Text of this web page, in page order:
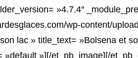
»4.7.4″
wp-content/
lac » title_text= »Bolsena et
»default »][/et_pb_image][/